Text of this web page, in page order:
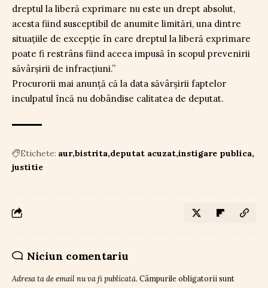
dreptul la liberă exprimare nu este un drept absolut,
acesta fiind susceptibil de anumite limitări, una dintre
situațiile de excepție în care dreptul la liberă exprimare
poate fi restrâns fiind aceea impusă în scopul prevenirii
săvârșirii de infracțiuni.”
Procurorii mai anunță că la data săvârșirii faptelor
inculpatul încă nu dobândise calitatea de deputat.
Etichete: aur bistrita deputat acuzat instigare publica
justitie
Niciun comentariu
Adresa ta de email nu va fi publicată. Câmpurile obligatorii sunt